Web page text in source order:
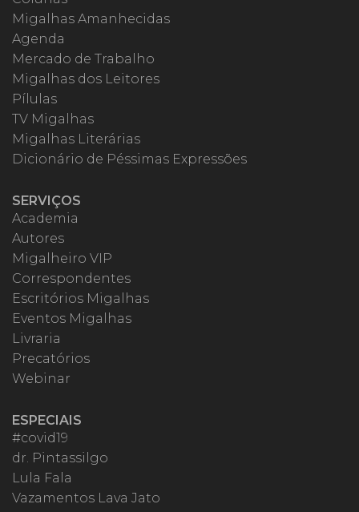
Migalhas Amanhecidas
Agenda
Mercado de Trabalho
Migalhas dos Leitores
Pílulas
TV Migalhas
Migalhas Literárias
Dicionário de Péssimas Expressões
SERVIÇOS
Academia
Autores
Migalheiro VIP
Correspondentes
Escritórios Migalhas
Eventos Migalhas
Livraria
Precatórios
Webinar
ESPECIAIS
#covid19
dr. Pintassilgo
Lula Fala
Vazamentos Lava Jato